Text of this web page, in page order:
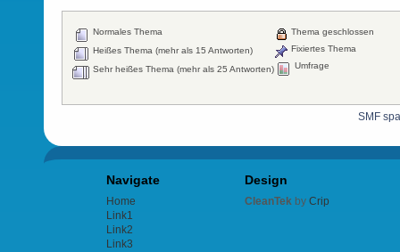
Normales Thema
Heißes Thema (mehr als 15 Antworten)
Sehr heißes Thema (mehr als 25 Antworten)
Thema geschlossen
Fixiertes Thema
Umfrage
SMF
Navigate
Home
Link1
Link2
Link3
Design
CleanTek by Crip